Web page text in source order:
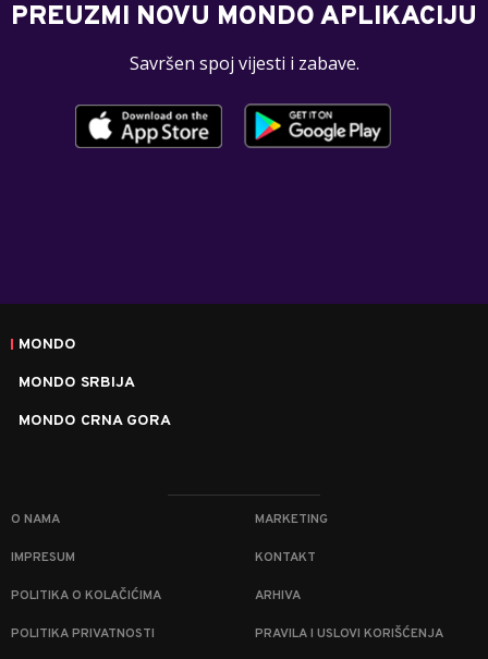
PREUZMI NOVU MONDO APLIKACIJU
Savršen spoj vijesti i zabave.
MONDO
MONDO SRBIJA
MONDO CRNA GORA
O NAMA MARKETING
IMPRESUM KONTAKT
POLITIKA O KOLAČIĆIMA ARHIVA
POLITIKA PRIVATNOSTI PRAVILA I USLOVI KORIŠĆENJA